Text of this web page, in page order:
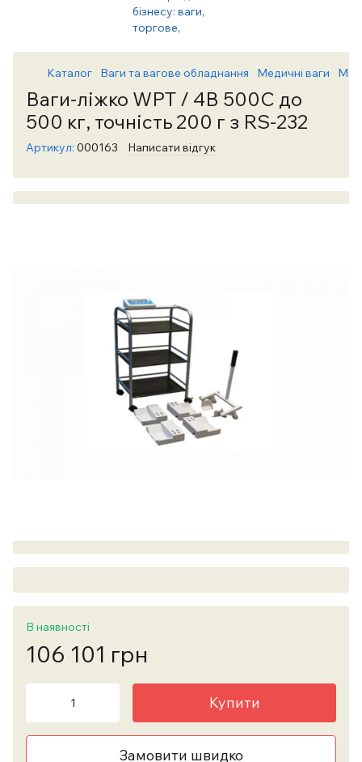
Каталог Ваги та вагове обладнання Медичні ваги
Ваги-ліжко WPT / 4В 500С до
500 кг, точність 200 г з RS-232
Артикул: 000163 Написати відгук
В наявності
106 101 грн
Купити
Замовити швидко